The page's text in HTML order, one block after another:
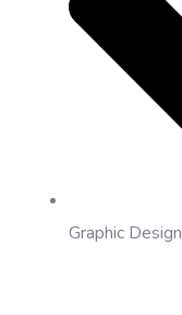
Graphic Design